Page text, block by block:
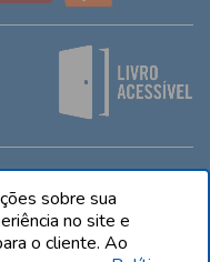
06612-001
sobre sua
no site e
o cliente. Ao